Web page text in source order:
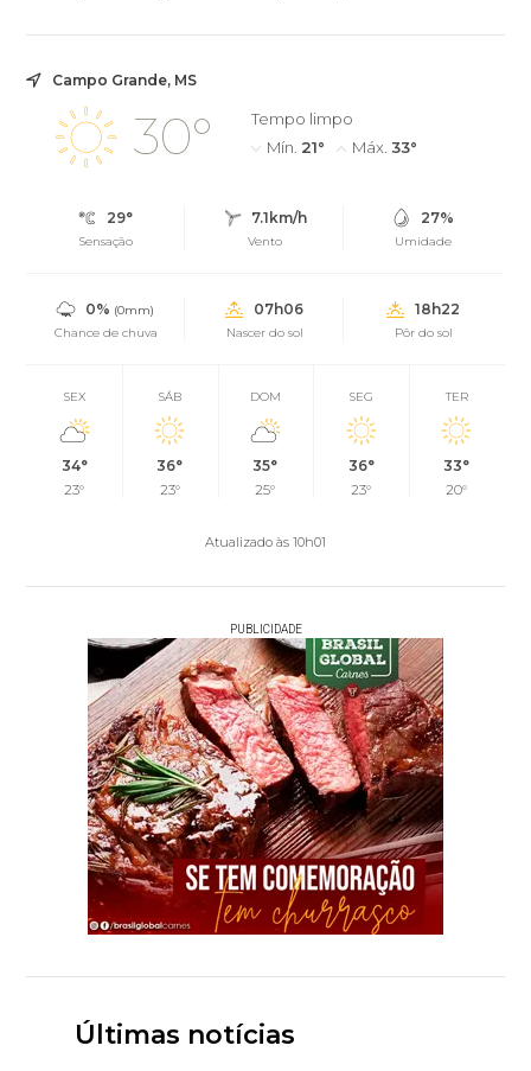
Campo Grande, MS
30°
Tempo limpo
Mín. 21° Máx. 33°
29°
Sensação
7.1km/h
Vento
27%
Umidade
0% (0mm)
Chance de chuva
07h06
Nascer do sol
18h22
Pôr do sol
SEX
34°
23°
SÁB
36°
23°
DOM
35°
25°
SEG
36°
23°
TER
33°
20°
Atualizado às 10h01
PUBLICIDADE
Últimas notícias